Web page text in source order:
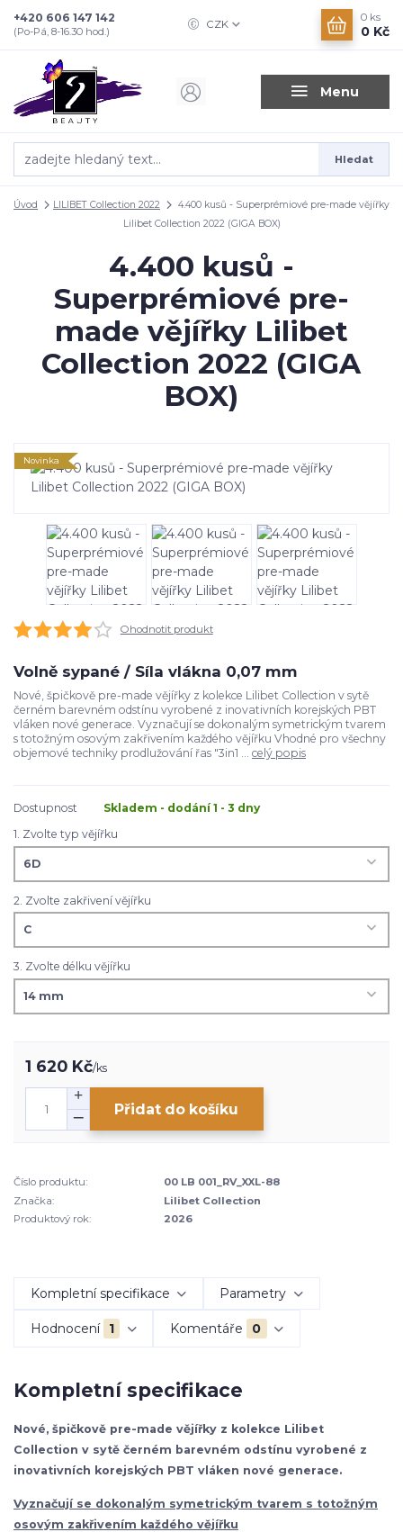
Menu
CZK
Hledat
+420 606 147 142
(Po-Pá, 8-16.30 hod.)
0 ks
0 Kč
Úvod LILIBET Collection 2022
4.400 kusů - Superprémiové pre-made vějířky
Lilibet Collection 2022 (GIGA BOX)
4.400 kusů -
Superprémiové pre-
made vějířky Lilibet
Collection 2022 (GIGA
BOX)
Novinka
Ohodnotit produkt
Volně sypané / Síla vlákna 0,07 mm
Nové, špičkově pre-made vějířky z kolekce Lilibet Collection v sytě
černém barevném odstínu vyrobené z inovativních korejských PBT
vláken nové generace. Vyznačují se dokonalým symetrickým tvarem
s totožným osovým zakřivením každého vějířku Vhodné pro všechny
objemové techniky prodlužování řas "3in1 ... celý popis
Dostupnost
Skladem - dodání 1 - 3 dny
1. Zvolte typ vějířku
2. Zvolte zakřivení vějířku
3. Zvolte délku vějířku
1 620 Kč/ks
Přidat do košíku
Číslo produktu:
00 LB 001_RV_XXL-88
Značka:
Lilibet Collection
Produktový rok:
2026
Kompletní specifikace Parametry
Hodnocení 1 Komentáře 0
Kompletní specifikace
Nové, špičkově pre-made vějířky z kolekce Lilibet
Collection v sytě černém barevném odstínu vyrobené z
inovativních korejských PBT vláken nové generace.
Vyznačují se dokonalým symetrickým tvarem s totožným
osovým zakřivením každého vějířku